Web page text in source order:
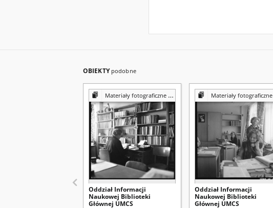
OBIEKTY podobne
Materiały fotograficzne z Pracowni Reprografii Biblioteki UMCS
Oddział Informacji
Naukowej Biblioteki
Głównej UMCS
Materiały fotograficzne z Pracowni Reprografii Biblioteki UMCS
Oddział Informacji
Naukowej Biblioteki
Głównej UMCS